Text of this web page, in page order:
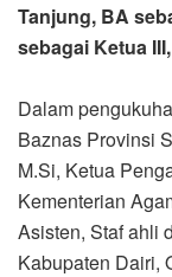
Tanjung, BA
sebagai Ketua
Dalam
Baznas Provinsi
M.Si, Ketua
Kementerian
Asisten, Staf ahli
Kabupaten Dairi,